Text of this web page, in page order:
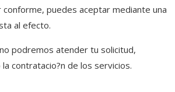
puedes aceptar mediante una
al efecto.
podremos atender tu solicitud,
contratacio?n de los servicios.